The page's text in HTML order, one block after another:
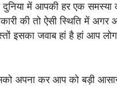
में आपकी हर एक
की तो ऐसी स्थिति में
इसका जवाब हां है हां आप
अपना कर आप को बड़ी